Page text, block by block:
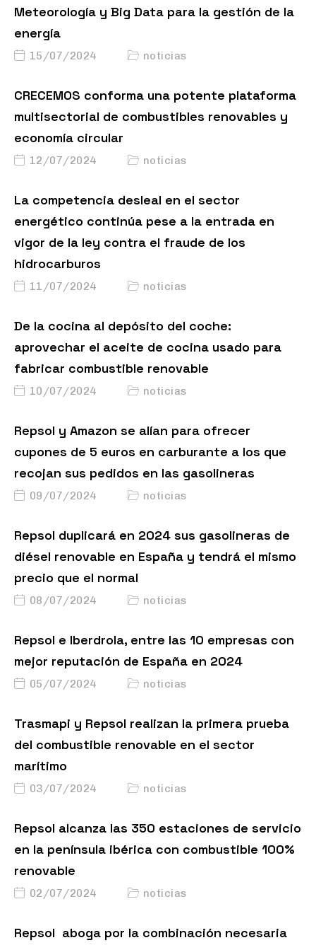
Meteorología y Big Data para la gestión de la
energía
15/07/2024 noticias
CRECEMOS conforma una potente plataforma
multisectorial de combustibles renovables y
economía circular
12/07/2024 noticias
La competencia desleal en el sector
energético continúa pese a la entrada en
vigor de la ley contra el fraude de los
hidrocarburos
11/07/2024 noticias
De la cocina al depósito del coche:
aprovechar el aceite de cocina usado para
fabricar combustible renovable
10/07/2024 noticias
Repsol y Amazon se alían para ofrecer
cupones de 5 euros en carburante a los que
recojan sus pedidos en las gasolineras
09/07/2024 noticias
Repsol duplicará en 2024 sus gasolineras de
diésel renovable en España y tendrá el mismo
precio que el normal
08/07/2024 noticias
Repsol e Iberdrola, entre las 10 empresas con
mejor reputación de España en 2024
05/07/2024 noticias
Trasmapi y Repsol realizan la primera prueba
del combustible renovable en el sector
marítimo
03/07/2024 noticias
Repsol alcanza las 350 estaciones de servicio
en la península ibérica con combustible 100%
renovable
02/07/2024 noticias
Repsol aboga por la combinación necesaria